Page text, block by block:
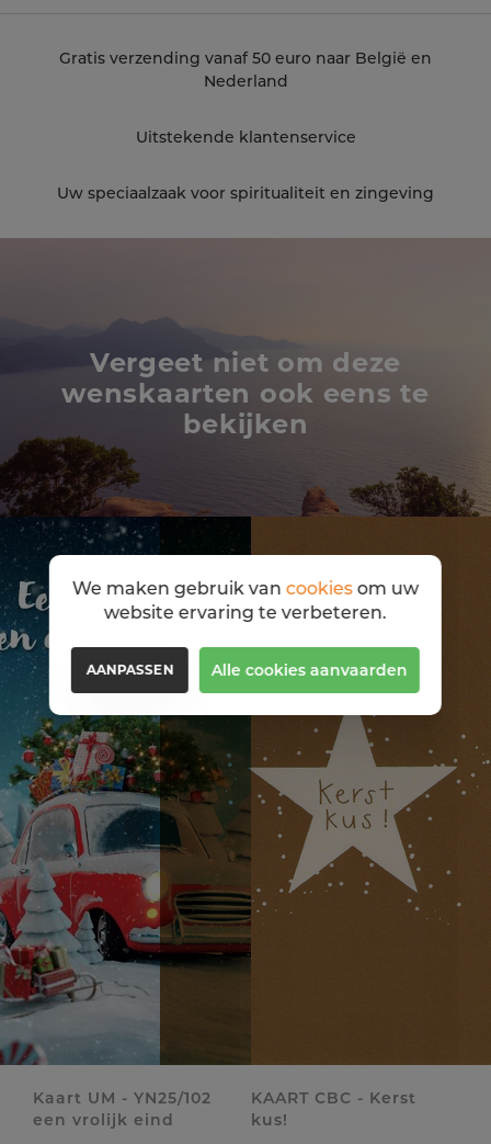
Gratis verzending vanaf 50 euro naar België en
Nederland
Uitstekende klantenservice
Uw speciaalzaak voor spiritualiteit en zingeving
Vergeet niet om deze
wenskaarten ook eens te
bekijken
Kaart UM - YN25/102
een vrolijk eind
KAART CBC - Kerst
kus!
We maken gebruik van cookiesom uw
website ervaring te verbeteren.
AANPASSEN Alle cookies aanvaarden